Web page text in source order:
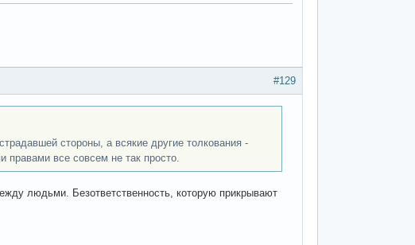
#129
стороны, а всякие другие толкования -
все совсем не так просто.
людьми. Безответственность, которую прикрывают